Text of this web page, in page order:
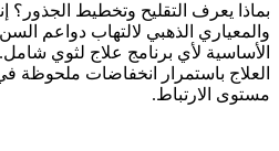
بماذا يعرف التقليح وتخطيط الجذور؟
والمعياري الذهبي لالتهاب دواعم
الأساسية لأي برنامج علاج لثوي
العلاج باستمرار انخفاضات
مستوى الارتباط.